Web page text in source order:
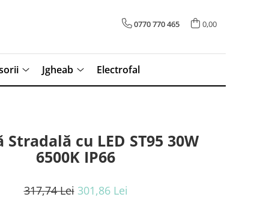
0770 770 465 0,00
Jgheab Electrofal
Stradală cu LED ST95 30W
6500K IP66
317,74 Lei 301,86 Lei